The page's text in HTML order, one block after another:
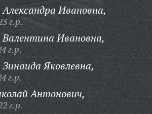
Ивановна,
г.р.
Ивановна,
г.р.
Яковлевна,
г.р.
Антонович,
г.р.